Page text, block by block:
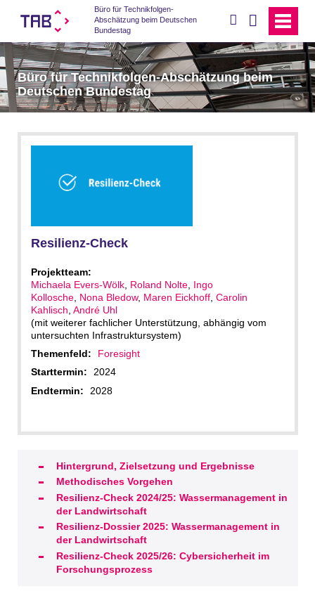
Büro für Technikfolgen-
Abschätzung beim Deutschen
Bundestag
Büro für Technikfolgen-Abschätzung beim
Deutschen Bundestag
Resilienz-Check
Projektteam:
Michaela Evers-Wölk, Roland Nolte, Ingo
Kollosche, Nona Bledow, Maren Eickhoff, Carolin
Kahlisch André Uhl
(mit weiterer fachlicher Unterstützung, abhängig vom
untersuchten Infrastruktursystem)
Themenfeld:
Foresight
Starttermin:
2024
Endtermin:
2028
Hintergrund, Zielsetzung und Ergebnisse
Methodisches Vorgehen
Resilienz-Check 2024/25: Wassermanagement in
der Landwirtschaft
Resilienz-Dossier 2025: Wassermanagement in
der Landwirtschaft
Resilienz-Check 2025/26: Cybersicherheit im
Forschungsprozess